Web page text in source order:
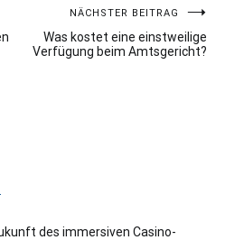
NÄCHSTER BEITRAG
Was kostet eine einstweilige
Verfügung beim Amtsgericht?
des immersiven Casino-